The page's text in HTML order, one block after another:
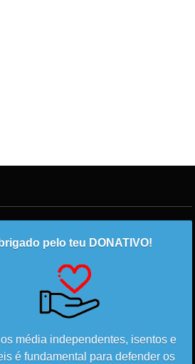
pelo teu DONATIVO!
média independentes, isentos e
é fundamental para defender os